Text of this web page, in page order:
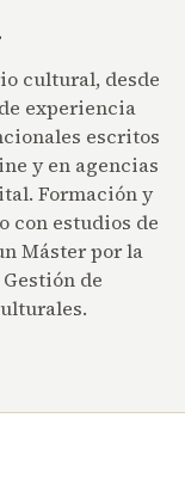
cultural, desde
de experiencia
escritos
y en agencias
Formación y
con estudios de
Máster por la
de